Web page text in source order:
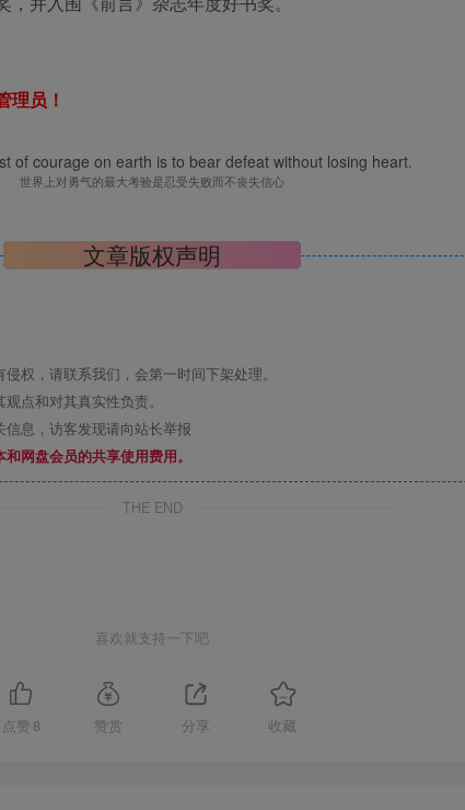
理员！
of courage on earth is to bear defeat without losing heart.
世界上对勇气的最大考验是忍受失败而不丧失信心
文章版权声明
权，请联系我们，会第一时间下架处理。
点和对其真实性负责。
息，访客发现请向站长举报
网盘会员的共享使用费用。
THE END
喜欢就支持一下吧
点赞 8 赞赏 分享 收藏